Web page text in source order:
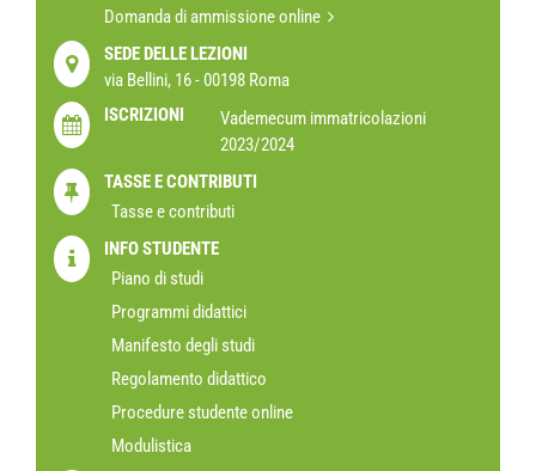
Domanda di ammissione online
SEDE DELLE LEZIONI
via Bellini, 16 - 00198 Roma
ISCRIZIONI
Vademecum immatricolazioni
2023/2024
TASSE E CONTRIBUTI
Tasse e contributi
INFO STUDENTE
Piano di studi
Programmi didattici
Manifesto degli studi
Regolamento didattico
Procedure studente online
Modulistica